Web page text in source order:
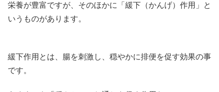
栄養が豊富ですが、そのほかに「緩下（かんげ）作用」と
いうものがあります。
緩下作用とは、腸を刺激し、穏やかに排便を促す効果の事
です。